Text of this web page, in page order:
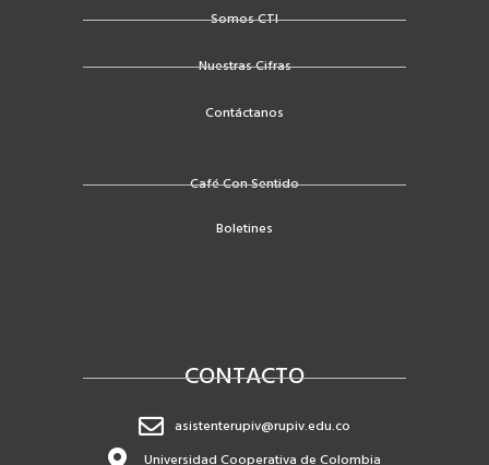
o
-
f
r
e
Somos CTI
Nuestras Cifras
Contáctanos
Café Con Sentido
Boletines
CONTACTO
asistenterupiv@rupiv.edu.co
Universidad Cooperativa de Colombia